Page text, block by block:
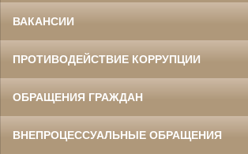
ВАКАНСИИ
ПРОТИВОДЕЙСТВИЕ КОРРУПЦИИ
ОБРАЩЕНИЯ ГРАЖДАН
ВНЕПРОЦЕССУАЛЬНЫЕ ОБРАЩЕНИЯ